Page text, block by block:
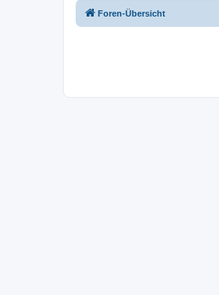
Foren-Übersicht